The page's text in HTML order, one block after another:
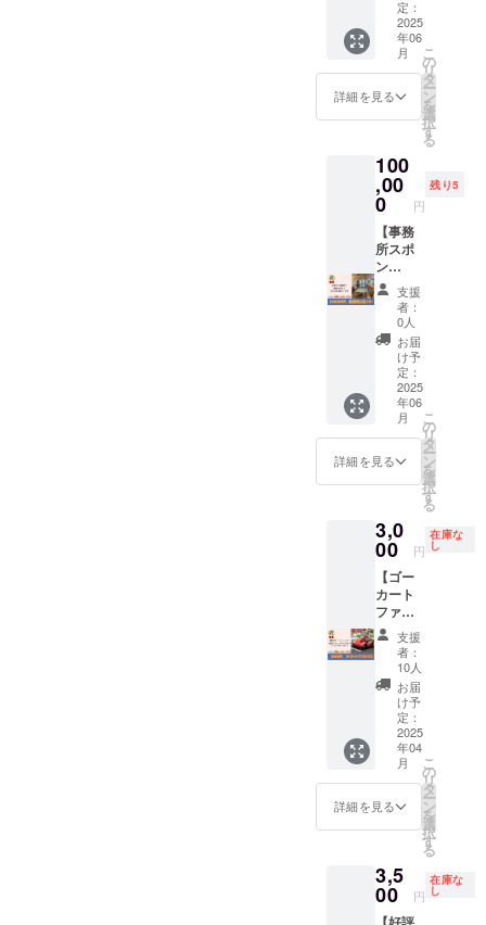
ベント
当日、
雨天時
は4月27
日(日)に
順延と
なりま
延日程
につい
ても、
開催当
日の天
候や、
注意
報・警
報級の
気象予
報が出
された
場合、
主催者
の判断
でイベ
ントを
中止と
する場
合があ
す。 ・
マル
シェイ
ベント
中止の
場合で
も、本
リター
ンは履
行いた
しま
す。 閉
じる
ア）毎
に、違
うお名
前を掲
ことは
できま
稿②を
希望さ
れる方
は、備
考欄に
「SNS
投稿②
希望」
とご記
載くだ
さい ・
イベン
ト当
日、雨
天時は
4/27(日)
となり
ます。
いて
も、開
催当日
の天候
や、注
意報・
警報級
の気象
予報が
出され
た場
合、主
催者の
判断で
止とす
る場合
ます。
・イベ
ント中
止の場
です！
【注意
事項】
・イベ
ント当
日、雨
4/27(日)
となり
ます。
順延日
程につ
いて
も、開
催当日
の天候
や、注
意報・
警報級
の気象
予報が
出され
た場
合、主
催者の
判断で
る場合
があり
・イベ
ント中
止の場
合で
も、本
リター
ンは履
行いた
しま
す。 ・
このリ
ターン
セージ
は5000
応援
権」の
リター
載する
お名前
(個人・
会社・
団体名)
をご記
ント当
日、雨
天時は
4/27(日)
に順延
となり
ます。
順延日
程につ
いて
も、開
催当日
の天候
や、注
意報・
警報級
の気象
予報が
催者の
判断で
イベン
トを中
止とす
る場合
があり
ます。
・イベ
ント中
止の場
合で
も、本
リター
ンは履
行いた
しま
（2か月
分）に
お名前
(個人・
会社・
団体名)
とお写
真を掲
紹介し
ます。
子ども
食堂の
チラシ
は【多
摩区】
の保育
園・幼
稚園・
小学
校・中
学校に
配布さ
れま
す。 掲
載月：6
～7月分
チラシ
※備考欄
を希望
される
お名前
をご記
入くだ
さい。
【注意
事項】
・掲載
内容や
写真な
どの詳
細は5月
以降順
次メー
ルにて
ご連絡
全ての
多摩区
の保育
定：
2025
年06
月
詳細を見る
こ
の
リ
タ
ー
ン
を
選
択
す
る
100
,00
0 円
残り5
【事務
所スポ
ン
サー】
多摩
SDCの
事務所
壁面
に、お
名前(個
人・会
社・団
体名)を
掲載し
ます ・
掲載期
間で
す。掲
載開始
は2025
年の5~6
月頃で
す ・A4
サイズ
のポス
ター
に、お
名前(個
人・会
社・団
体名)を
掲載し
ます ・
は、多
摩区役
所1階に
支援
者：
0人
お届
け予
定：
2025
年06
月
詳細を見る
こ
の
リ
タ
ー
ン
を
選
択
す
る
3,0
00 円
在庫な
し
【ゴー
カート
ファス
トパ
ス】 数
量限定
ゴー
カート
のファ
ストパ
スで
す。 ・
ゴー
カート
の受付
スタッ
クラウ
ドファ
ンディ
支援
者：
10人
お届
け予
定：
2025
年04
月
詳細を見る
こ
の
リ
タ
ー
ン
を
選
択
す
る
3,5
00 円
在庫な
し